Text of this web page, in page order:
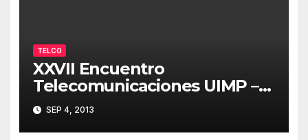
TELCO
XXVII Encuentro
Telecomunicaciones UIMP –
Resumen 04/09/2013
SEP 4, 2013